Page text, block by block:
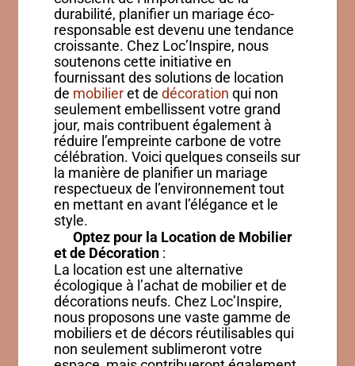
durabilité, planifier un mariage éco-
responsable est devenu une tendance
croissante. Chez Loc’Inspire, nous
soutenons cette initiative en
fournissant des solutions de location
de mobilieret de décoration qui non
seulement embellissent votre grand
jour, mais contribuent également à
réduire l’empreinte carbone de votre
célébration. Voici quelques conseils sur
la manière de planifier un mariage
respectueux de l’environnement tout
en mettant en avant l’élégance et le
style.
Optez pour la Location de Mobilier
et de Décoration :
La location est une alternative
écologique à l’achat de mobilier et de
décorations neufs. Chez Loc’Inspire,
nous proposons une vaste gamme de
mobiliers et de décors réutilisables qui
non seulement sublimeront votre